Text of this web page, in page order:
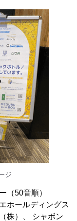
ジ
（50音順）
ホールディングス
株）、 シャボン